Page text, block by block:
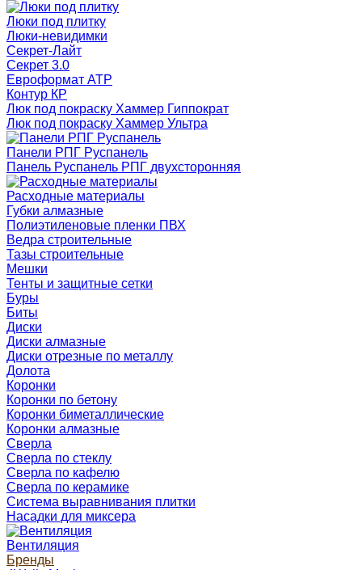
Люки под плитку
Люки-невидимки
Секрет-Лайт
Секрет 3.0
Евроформат АТР
Контур КР
Люк под покраску Хаммер Гиппократ
Люк под покраску Хаммер Ультра
Панели РПГ Руспанель
Панель Руспанель РПГ двухсторонняя
Расходные материалы
Губки алмазные
Полиэтиленовые пленки ПВХ
Ведра строительные
Тазы строительные
Мешки
Тенты и защитные сетки
Буры
Биты
Диски
Диски алмазные
Диски отрезные по металлу
Долота
Коронки
Коронки по бетону
Коронки биметаллические
Коронки алмазные
Сверла
Сверла по стеклу
Сверла по кафелю
Сверла по керамике
Система выравнивания плитки
Насадки для миксера
Вентиляция
Бренды